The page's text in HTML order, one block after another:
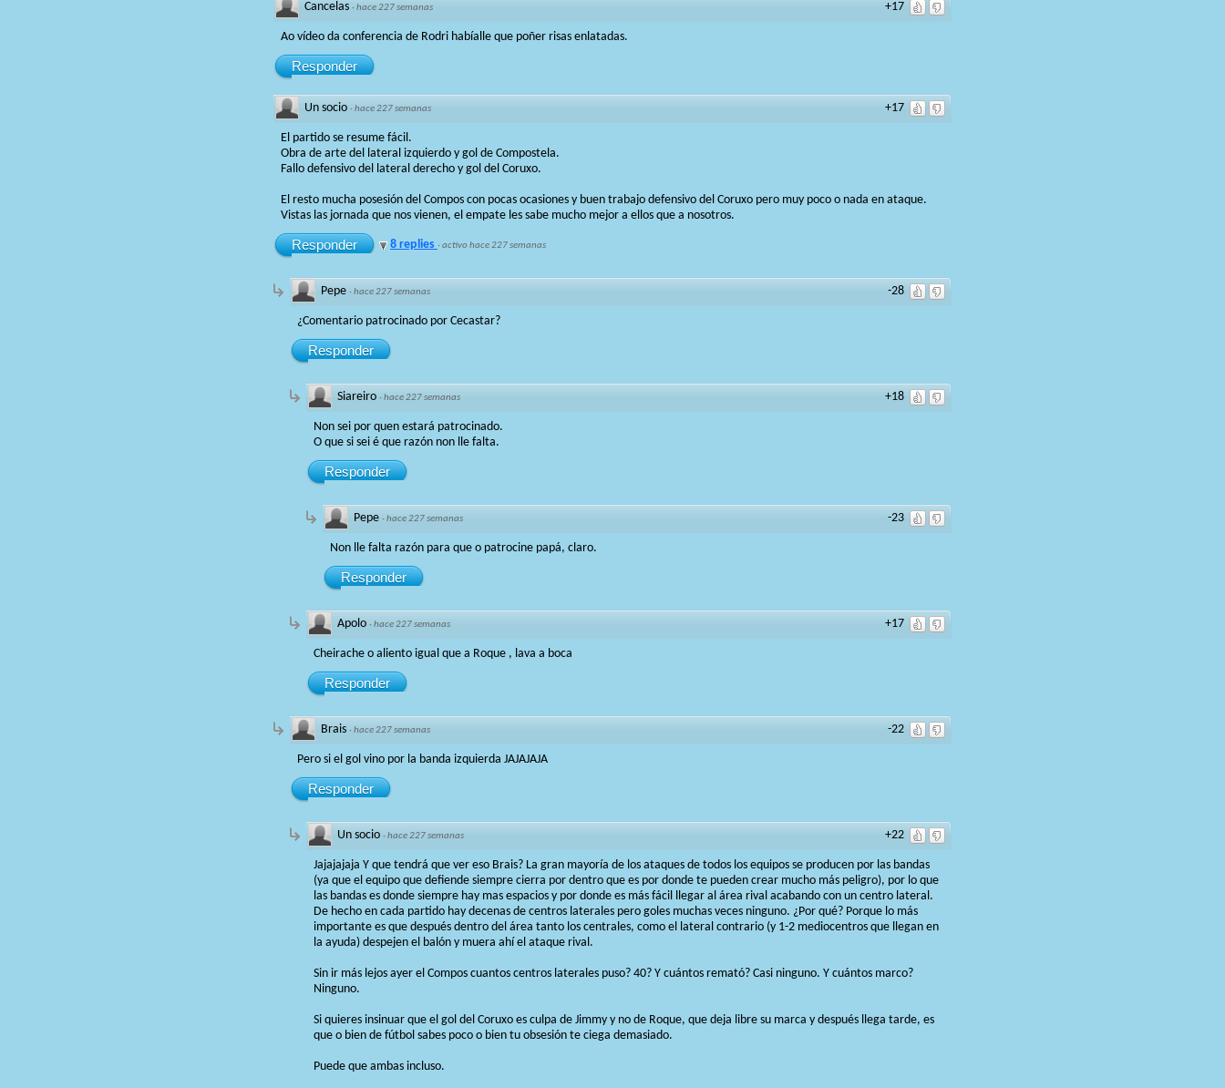
+17
Cancelas ·hace 227 semanas
Ao vídeo da conferencia de Rodri habíalle que poñer risas enlatadas.
Responder
+17
Un socio ·hace 227 semanas
El partido se resume fácil.
Obra de arte del lateral izquierdo y gol de Compostela.
Fallo defensivo del lateral derecho y gol del Coruxo.
El resto mucha posesión del Compos con pocas ocasiones y buen trabajo defensivo del Coruxo pero muy poco o nada en ataque.
Vistas las jornada que nos vienen, el empate les sabe mucho mejor a ellos que a nosotros.
Responder 8 replies ·activo hace 227 semanas
-28
Pepe ·hace 227 semanas
¿Comentario patrocinado por Cecastar?
Responder
+18
Siareiro ·hace 227 semanas
Non sei por quen estará patrocinado.
O que si sei é que razón non lle falta.
Responder
-23
Pepe ·hace 227 semanas
Non lle falta razón para que o patrocine papá, claro.
Responder
+17
Apolo ·hace 227 semanas
Cheirache o aliento igual que a Roque , lava a boca
Responder
-22
Brais ·hace 227 semanas
Pero si el gol vino por la banda izquierda JAJAJAJA
Responder
+22
Un socio ·hace 227 semanas
Jajajajaja Y que tendrá que ver eso Brais? La gran mayoría de los ataques de todos los equipos se producen por las bandas
(ya que el equipo que defiende siempre cierra por dentro que es por donde te pueden crear mucho más peligro), por lo que
las bandas es donde siempre hay mas espacios y por donde es más fácil llegar al área rival acabando con un centro lateral.
De hecho en cada partido hay decenas de centros laterales pero goles muchas veces ninguno. ¿Por qué? Porque lo más
importante es que después dentro del área tanto los centrales, como el lateral contrario (y 1-2 mediocentros que llegan en
la ayuda) despejen el balón y muera ahí el ataque rival.
Sin ir más lejos ayer el Compos cuantos centros laterales puso? 40? Y cuántos remató? Casi ninguno. Y cuántos marco?
Ninguno.
Si quieres insinuar que el gol del Coruxo es culpa de Jimmy y no de Roque, que deja libre su marca y después llega tarde, es
que o bien de fútbol sabes poco o bien tu obsesión te ciega demasiado.
Puede que ambas incluso.